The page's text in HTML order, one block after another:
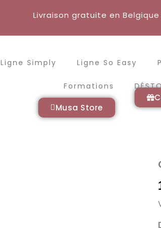
Livraison gratuite en
Ligne Simply Ligne So Easy
Formations
Musa Store
-